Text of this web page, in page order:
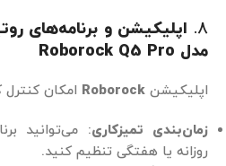
8. اپلیکیشن و برنامه‌های
مدل Roborock Q5 Pro
اپلیکیشن Roborock امکان کنترل
زمان‌بندی تمیزکاری: می‌توانید
روزانه یا هفتگی تنظیم کنید.